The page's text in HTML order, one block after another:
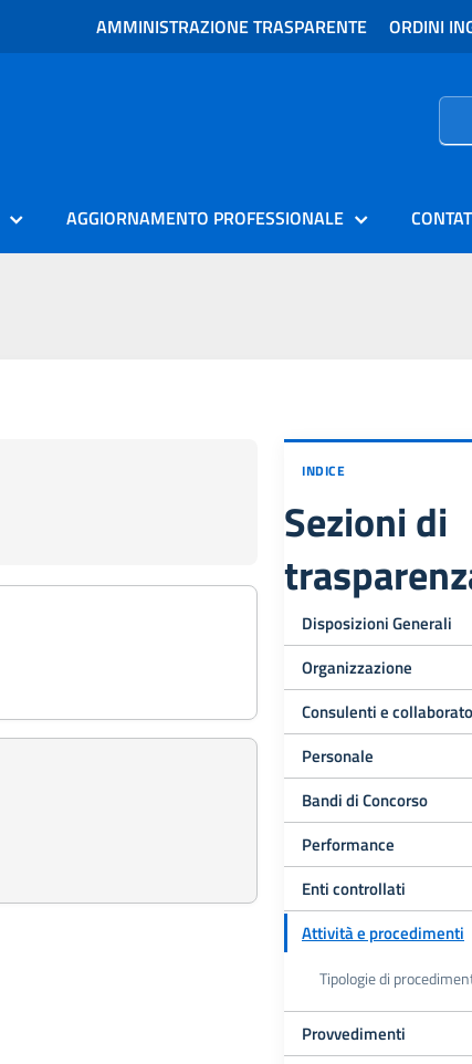
AMMINISTRAZIONE TRASPARENTE ORDINI
AGGIORNAMENTO PROFESSIONALE
INDICE
Sezioni di
Disposizioni Generali
Organizzazione
Consulenti e
Personale
Bandi di Concorso
Performance
Enti controllati
Attività e procedimenti
Tipologie di
Provvedimenti